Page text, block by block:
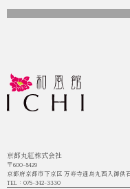
京都丸紅株式会社
〒600-8429
京都府京都市下京区 万寿寺通烏丸西入御供
TEL：075-342-3330